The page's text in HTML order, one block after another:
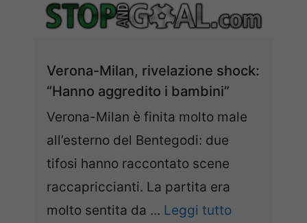
Verona-Milan, rivelazione shock:
“Hanno aggredito i bambini”
Verona-Milan è finita molto male
all’esterno del Bentegodi: due
tifosi hanno raccontato scene
raccapriccianti. La partita era
molto sentita da ... Leggi tutto